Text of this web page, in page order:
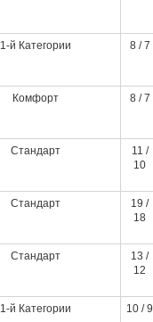
1-й Категории 8 / 7
Комфорт 8 / 7
Стандарт
11 /
10
Стандарт
19 /
18
Стандарт
13 /
12
1-й Категории 10 / 9